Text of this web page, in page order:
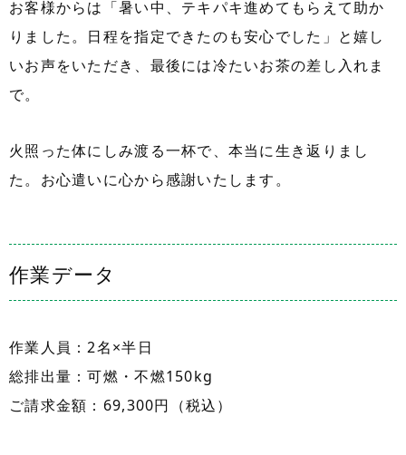
お客様からは「暑い中、テキパキ進めてもらえて助か
りました。日程を指定できたのも安心でした」と嬉し
いお声をいただき、最後には冷たいお茶の差し入れま
で。
火照った体にしみ渡る一杯で、本当に生き返りまし
た。お心遣いに心から感謝いたします。
作業データ
作業人員：2名×半日
総排出量：可燃・不燃150kg
ご請求金額：69,300円（税込）